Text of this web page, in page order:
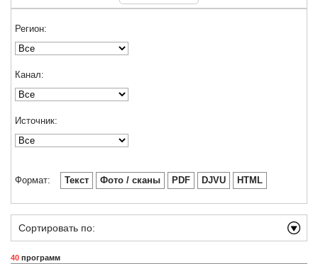
Регион:
Канал:
Источник:
Формат: Текст Фото / сканы PDF DJVU HTML
Сортировать по:
40 программ